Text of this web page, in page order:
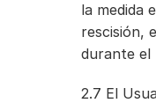
la medida
rescisión,
durante el
2.7 El